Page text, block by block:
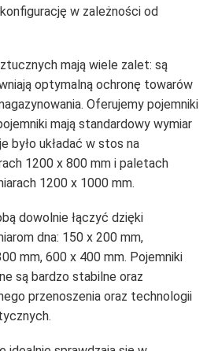
w zależności od
mają wiele zalet: są
optymalną ochronę towarów
Oferujemy pojemniki
mają standardowy wymiar
było układać w stos na
1200 x 800 mm i paletach
1200 x 1000 mm.
dowolnie łączyć dzięki
dna: 150 x 200 mm,
mm, 600 x 400 mm. Pojemniki
są bardzo stabilne oraz
przenoszenia oraz technologii